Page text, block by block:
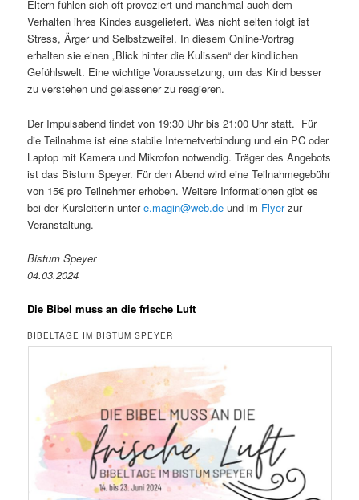
Eltern fühlen sich oft provoziert und manchmal auch dem
Verhalten ihres Kindes ausgeliefert. Was nicht selten folgt ist
Stress, Ärger und Selbstzweifel. In diesem Online-Vortrag
erhalten sie einen „Blick hinter die Kulissen“ der kindlichen
Gefühlswelt. Eine wichtige Voraussetzung, um das Kind besser
zu verstehen und gelassener zu reagieren.
Der Impulsabend findet von 19:30 Uhr bis 21:00 Uhr statt. Für
die Teilnahme ist eine stabile Internetverbindung und ein PC oder
Laptop mit Kamera und Mikrofon notwendig. Träger des Angebots
ist das Bistum Speyer. Für den Abend wird eine Teilnahmegebühr
von 15€ pro Teilnehmer erhoben. Weitere Informationen gibt es
bei der Kursleiterin untere.magin@web.de und im Flyerzur
Veranstaltung.
Bistum Speyer
04.03.2024
Die Bibel muss an die frische Luft
BIBELTAGE IM BISTUM SPEYER